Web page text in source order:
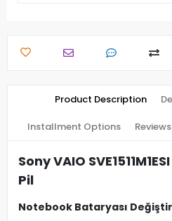
Product Description
Installment Options Reviews
Sony VAIO
Pil
Notebook Bataryası